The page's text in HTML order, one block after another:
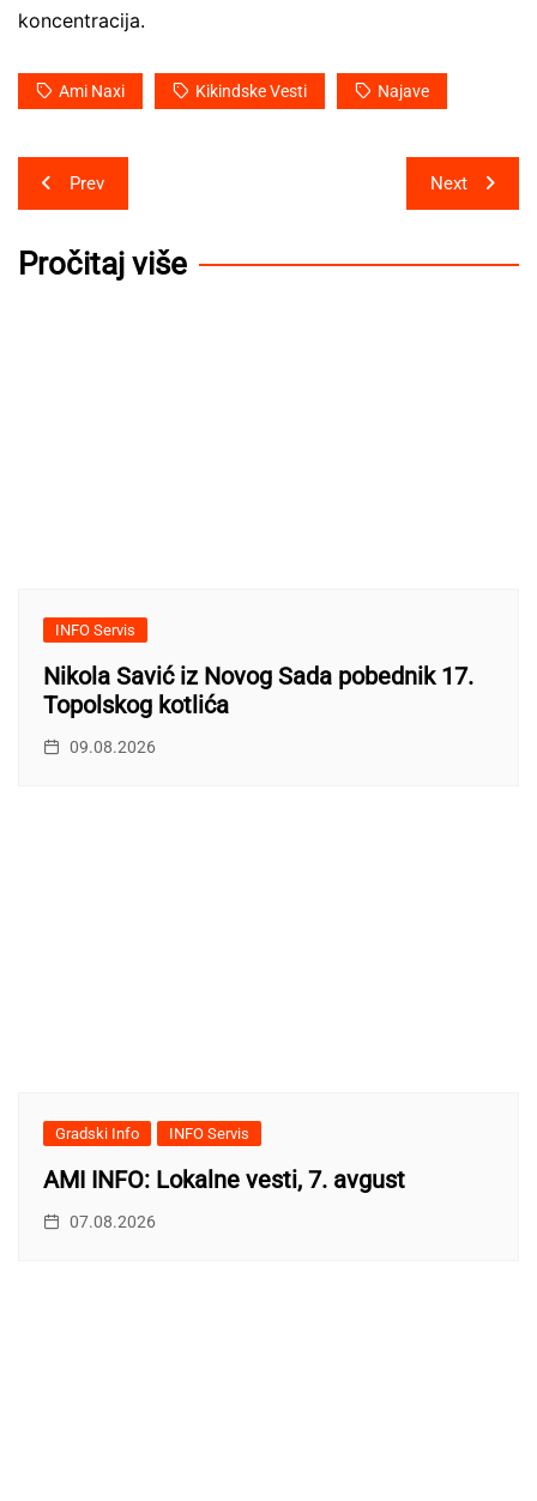
koncentracija.
Ami Naxi Kikindske Vesti Najave
Post
navigation
Prev Next
Pročitaj više
INFO Servis
Nikola Savić iz Novog Sada pobednik 17.
Topolskog kotlića
09.08.2026
Gradski Info INFO Servis
AMI INFO: Lokalne vesti, 7. avgust
07.08.2026